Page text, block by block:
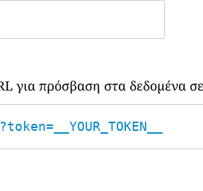
για πρόσβαση στα δεδομένα